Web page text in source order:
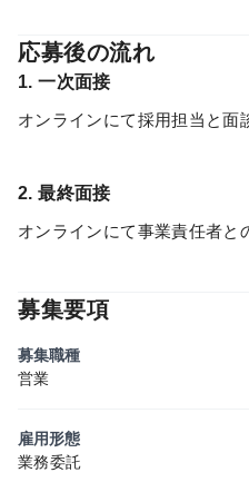
応募後の流れ
1. 一次面接
オンラインにて採用担当と面
2. 最終面接
オンラインにて事業責任者と
募集要項
募集職種
営業
雇用形態
業務委託